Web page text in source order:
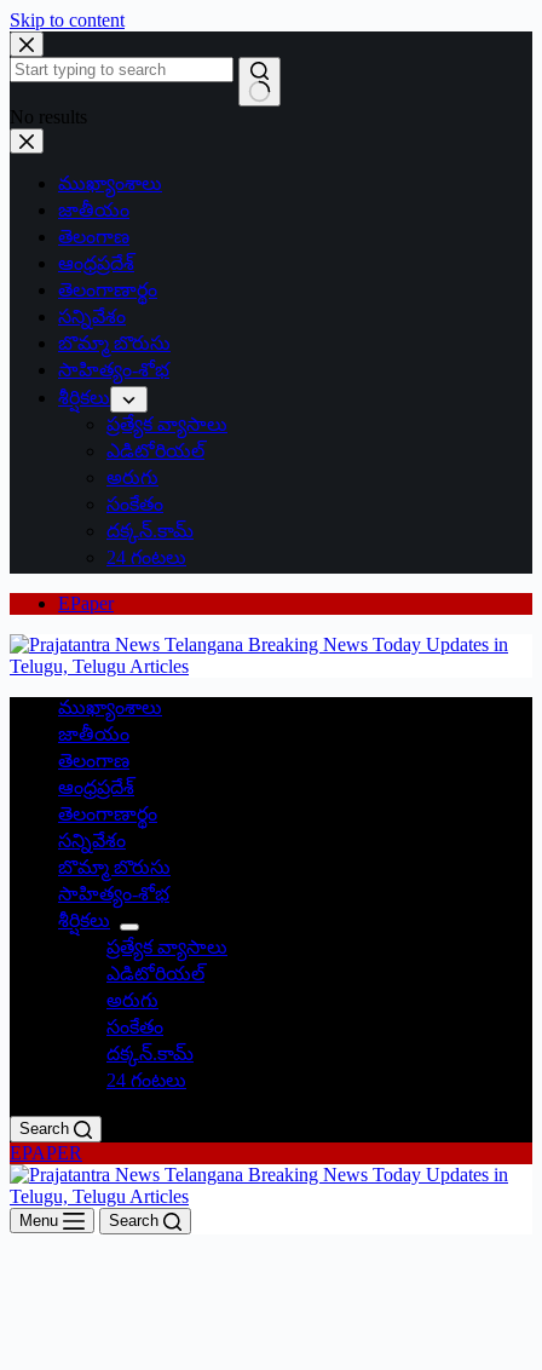
Skip to content
No results
ముఖ్యాంశాలు
జాతీయం
తెలంగాణ
ఆంధ్రప్రదేశ్
తెలంగాణార్థం
సన్నివేశం
బొమ్మా బొరుసు
సాహిత్యం-శోభ
శీర్షికలు
ప్రత్యేక వ్యాసాలు
ఎడిటోరియల్
అరుగు
సంకేతం
దక్కన్.కామ్
24 గంటలు
EPaper
ముఖ్యాంశాలు
జాతీయం
తెలంగాణ
ఆంధ్రప్రదేశ్
తెలంగాణార్థం
సన్నివేశం
బొమ్మా బొరుసు
సాహిత్యం-శోభ
శీర్షికలు
ప్రత్యేక వ్యాసాలు
ఎడిటోరియల్
అరుగు
సంకేతం
దక్కన్.కామ్
24 గంటలు
Search
EPAPER
Menu Search